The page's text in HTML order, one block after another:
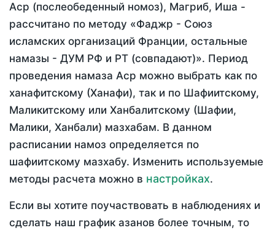
Аср (послеобеденный номоз), Магриб, Иша -
рассчитано по методу «Фаджр - Союз
исламских организаций Франции, остальные
намазы - ДУМ РФ и РТ (совпадают)». Период
проведения намаза Аср можно выбрать как по
ханафитскому (Ханафи), так и по Шафиитскому,
Маликитскому или Ханбалитскому (Шафии,
Малики, Ханбали) мазхабам. В данном
расписании намоз определяется по
шафиитскому мазхабу. Изменить используемые
методы расчета можно в настройках.
Если вы хотите поучаствовать в наблюдениях и
сделать наш график азанов более точным, то